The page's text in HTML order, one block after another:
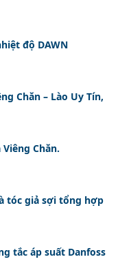
độ DAWN
Chăn – Lào Uy Tín,
Chăn.
tóc giả sợi tổng hợp
tắc áp suất Danfoss